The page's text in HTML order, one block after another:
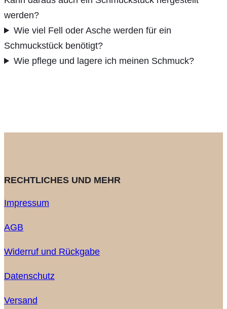
werden?
Wie viel Fell oder Asche werden für ein
Schmuckstück benötigt?
Wie pflege und lagere ich meinen Schmuck?
RECHTLICHES UND MEHR
Impressum
AGB
Widerruf und Rückgabe
Datenschutz
Versand